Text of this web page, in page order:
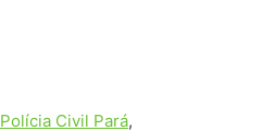
Polícia Civil Pará,